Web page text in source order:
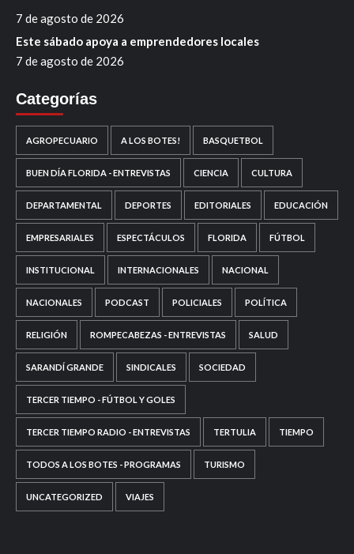
7 de agosto de 2026
Este sábado apoya a emprendedores locales
7 de agosto de 2026
Categorías
AGROPECUARIO A LOS BOTES! BASQUETBOL
BUEN DÍA FLORIDA - ENTREVISTAS CIENCIA CULTURA
DEPARTAMENTAL DEPORTES EDITORIALES EDUCACIÓN
EMPRESARIALES ESPECTÁCULOS FLORIDA FÚTBOL
INSTITUCIONAL INTERNACIONALES NACIONAL
NACIONALES PODCAST POLICIALES POLÍTICA
RELIGIÓN ROMPECABEZAS - ENTREVISTAS SALUD
SARANDÍ GRANDE SINDICALES SOCIEDAD
TERCER TIEMPO - FÚTBOL Y GOLES
TERCER TIEMPO RADIO - ENTREVISTAS TERTULIA TIEMPO
TODOS A LOS BOTES - PROGRAMAS TURISMO
UNCATEGORIZED VIAJES